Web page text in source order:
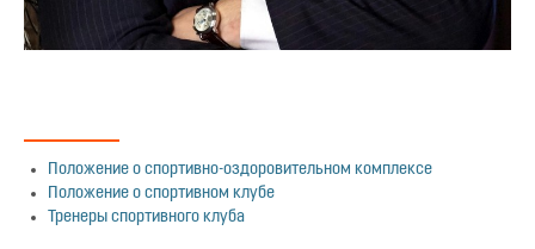
Положение о спортивно-оздоровительном комплексе
Положение о спортивном клубе
Тренеры спортивного клуба